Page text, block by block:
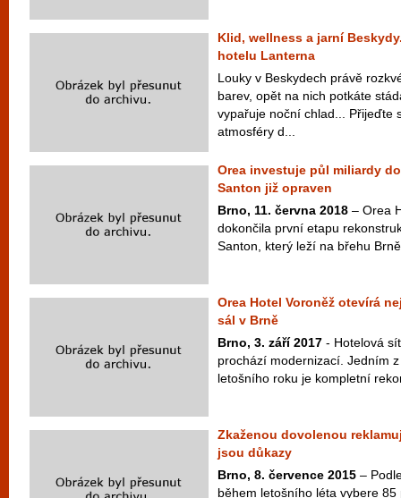
Klid, wellness a jarní
hotelu Lanterna
Louky v Beskydech právě
barev, opět na nich potkáte
vypařuje noční chlad... Přijeďte
atmosféry d...
Orea investuje půl miliardy
Santon již opraven
Brno, 11. června 2018 – Orea
dokončila první etapu
Santon, který leží na břehu
Orea Hotel Voroněž otevírá
sál v Brně
Brno, 3. září 2017 - Hotelová
prochází modernizací. Jedním
letošního roku je kompletní
Zkaženou dovolenou
jsou důkazy
Brno, 8. července 2015 –
během letošního léta vybere